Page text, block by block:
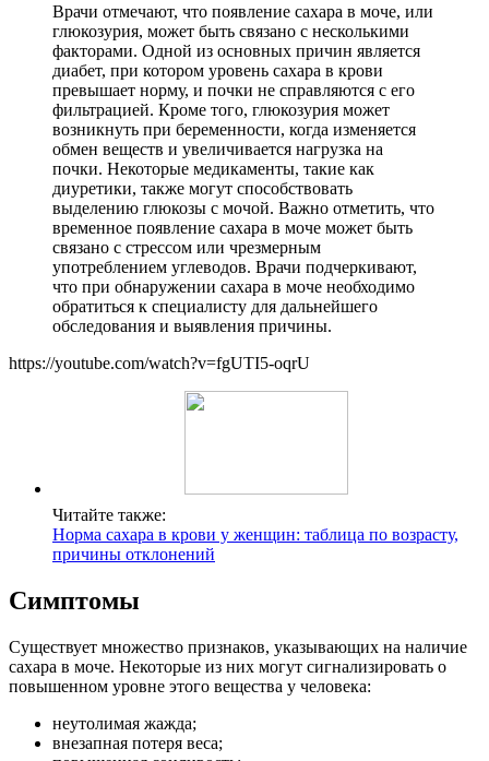
Врачи отмечают, что появление сахара в моче, или
глюкозурия, может быть связано с несколькими
факторами. Одной из основных причин является
диабет, при котором уровень сахара в крови
превышает норму, и почки не справляются с его
фильтрацией. Кроме того, глюкозурия может
возникнуть при беременности, когда изменяется
обмен веществ и увеличивается нагрузка на
почки. Некоторые медикаменты, такие как
диуретики, также могут способствовать
выделению глюкозы с мочой. Важно отметить, что
временное появление сахара в моче может быть
связано с стрессом или чрезмерным
употреблением углеводов. Врачи подчеркивают,
что при обнаружении сахара в моче необходимо
обратиться к специалисту для дальнейшего
обследования и выявления причины.
https://youtube.com/watch?v=fgUTI5-oqrU
Читайте также:
Норма сахара в крови у женщин: таблица по возрасту,
причины отклонений
Симптомы
Существует множество признаков, указывающих на наличие
сахара в моче. Некоторые из них могут сигнализировать о
повышенном уровне этого вещества у человека:
неутолимая жажда;
внезапная потеря веса;